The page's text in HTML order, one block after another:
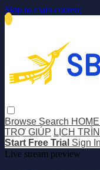
Skip to main content
Browse Search
TRỢ GIÚP LỊCH
Start Free Trial Sign In
Live stream preview